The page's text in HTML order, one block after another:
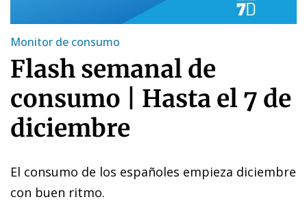
Monitor de consumo
Flash semanal de
consumo | Hasta el 7 de
diciembre
El consumo de los españoles empieza diciembre
con buen ritmo.